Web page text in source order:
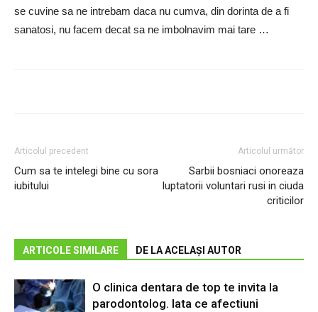
se cuvine sa ne intrebam daca nu cumva, din dorinta de a fi
sanatosi, nu facem decat sa ne imbolnavim mai tare …
Articolul precedent
Cum sa te intelegi bine cu sora
iubitului
Articolul următor
Sarbii bosniaci onoreaza
luptatorii voluntari rusi in ciuda
criticilor
ARTICOLE SIMILARE DE LA ACELAȘI AUTOR
O clinica dentara de top te invita la
parodontolog. Iata ce afectiuni